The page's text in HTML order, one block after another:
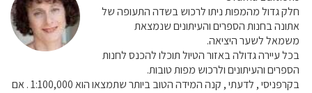
חלק גדול מהמפות ניתו לרכוש בשדה התעופה של
אתונה בחנות הספרים והעיתונים שנמצאת
משמאל לשער היציאה.
בכל עיירה גדולה באזור הטיול תוכלו להכנס לחנות
הספרים והעיתונים ולרכוש מפות טובות.
בקרפניסי , לדעתי , קנה המידה הטוב ביותר שתמצאו הוא 1:100,000 . אם